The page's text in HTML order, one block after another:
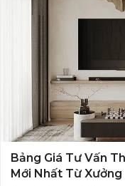
Bảng Giá Tư Vấn
Mới Nhất Từ